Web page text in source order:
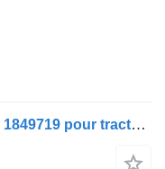
Chemise de cylindre Paccar DAF 1849719 pour tracteur routier DAF XF 105